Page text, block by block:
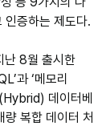
인증하는 제도다.
난 8월 출시한
과 ‘메모리
데이터베
량 복합 데이터 처